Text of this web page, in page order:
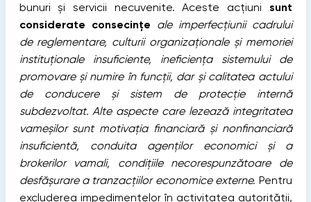
bunuri și servicii necuvenite. Aceste acţiuni sunt
considerate consecinţe ale imperfecțiunii cadrului
de reglementare, culturii organizaţionale şi memoriei
instituţionale insuficiente, ineficienţa sistemului de
promovare şi numire în funcţii, dar şi calitatea actului
de conducere şi sistem de protecție internă
subdezvoltat. Alte aspecte care lezează integritatea
vameşilor sunt motivația financiară și nonfinanciară
insuficientă, conduita agenților economici și a
brokerilor vamali, condițiile necorespunzătoare de
desfășurare a tranzacțiilor economice externe. Pentru
excluderea impedimentelor în activitatea autorităţii,